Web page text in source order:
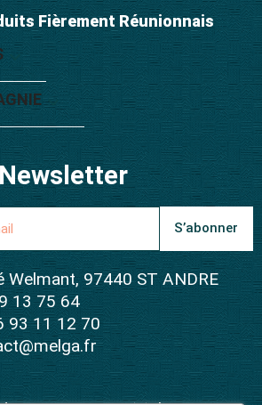


Fièrement Réunionnais
S’abonner
Welmant, 97440 ST ANDRE
13 75 64
93 11 12 70